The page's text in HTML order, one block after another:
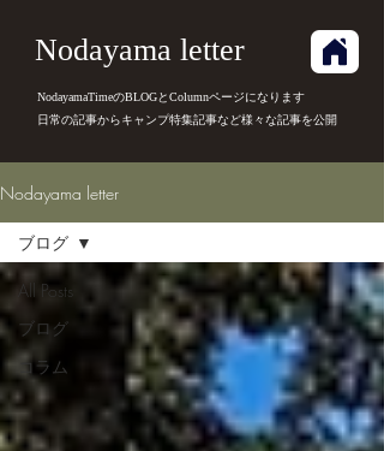
Nodayama letter
NodayamaTimeのBLOGとColumnページになります
日常の記事からキャンプ特集記事など様々な記事を公開
Nodayama letter
All Posts
ブログ
コラム
ブログ